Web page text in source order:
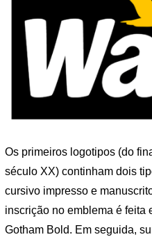
Os primeiros logotipos (do
século XX) continham dois
cursivo impresso e
inscrição no emblema é feita
Gotham Bold. Em seguida,